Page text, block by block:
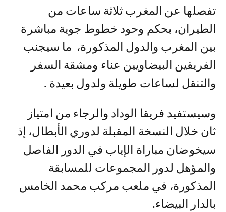
تفصلها عن المغرب ثلاثة ساعات من
الطيران، بحكم وحود خطوط جوية مباشرة
بين المغرب والدول المذكورة، ما سيجنب
الفريقين البيضاويين عناء ومشقة السفر
والتنقل لساعات طويلة ولدول بعيدة .
وسيستفيد فريقا الوداد والرجاء من امتياز
ثان خلال النسخة المقبلة لدوري الأبطال، إذ
سيخوضان مباراة الإياب في الدور الفاصل
والمؤهل لدور المجموعات للمسابقة
المذكورة، في ملعب مركب محمد الخامس
بالدار البيضاء.